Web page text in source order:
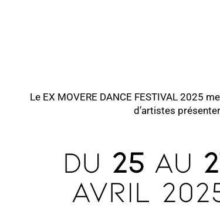
Le EX MOVERE DANCE FESTIVAL 2025
d’artistes
du 25au
Avril